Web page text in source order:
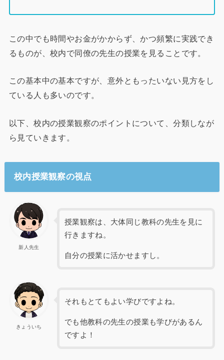
この中でも時間やお金がかからず、かつ頻繁に実践でき
るものが、校内で同僚の先生の授業を見ることです。
この基本中の基本ですが、意外ともったいない見方をし
ている人も多いのです。
以下、校内の授業観察のポイントについて、分類しなが
ら見ていきます。
校内授業観察の視点
新人先生
授業観察は、大体同じ教科の先生を見に
行きますね。
自分の授業に活かせますし。
きょういち
それもとてもよい学びですよね。
でも他教科の先生の授業も学びがあるん
ですよ！